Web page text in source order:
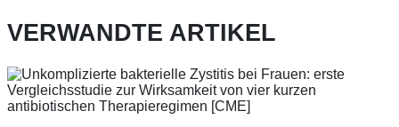
VERWANDTE ARTIKEL